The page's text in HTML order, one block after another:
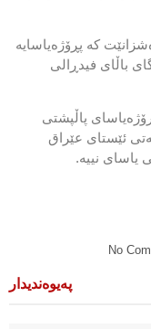
کە پڕۆژەیاسایە
باڵای فیدڕالی
پاڵپشتی
ئێستای عێراق
یاسای نییە.
No
پەیوەندیدار